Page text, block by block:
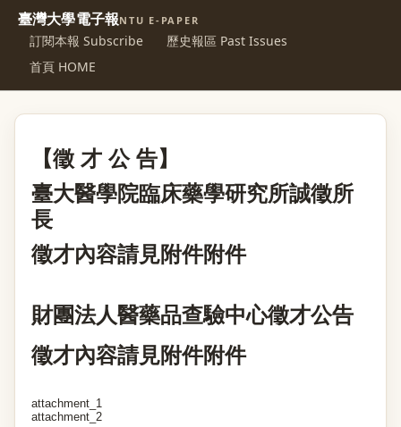
臺灣大學電子報NTU E-PAPER
訂閱本報 Subscribe
歷史報區 Past Issues
首頁 HOME
【徵 才 公 告】
臺大醫學院臨床藥學研究所誠徵所
長
徵才內容請見附件附件
財團法人醫藥品查驗中心徵才公告
徵才內容請見附件附件
attachment_1
attachment_2